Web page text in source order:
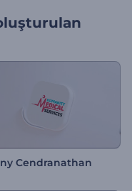
Cendranathan